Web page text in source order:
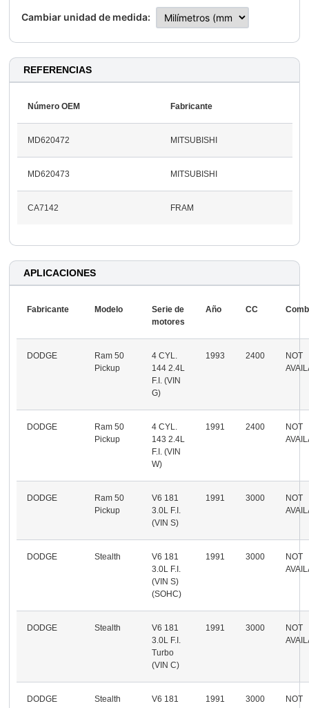
Cambiar unidad de medida:
REFERENCIAS
Número OEM Fabricante
MD620472 MITSUBISHI
MD620473 MITSUBISHI
CA7142 FRAM
APLICACIONES
Fabricante Modelo
Serie de
motores
Año CC
DODGE
Ram 50
Pickup
4 CYL.
144 2.4L
F.I. (VIN
G)
1993 2400
NOT
DODGE
Ram 50
Pickup
4 CYL.
143 2.4L
F.I. (VIN
W)
1991 2400
NOT
DODGE
Ram 50
Pickup
V6 181
3.0L F.I.
(VIN S)
1991 3000
NOT
DODGE Stealth
V6 181
3.0L F.I.
(VIN S)
(SOHC)
1991 3000
NOT
DODGE Stealth
V6 181
3.0L F.I.
Turbo
(VIN C)
1991 3000
NOT
DODGE Stealth
V6 181
1991 3000
NOT